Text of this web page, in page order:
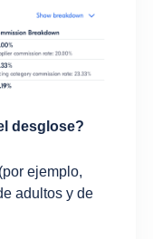
desglose?
ejemplo,
adultos y de